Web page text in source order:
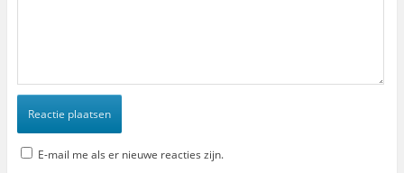
E-mail me als er nieuwe reacties zijn.